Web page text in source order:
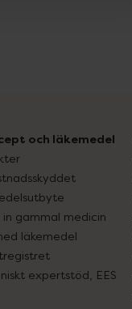
och läkemedel
in gammal medicin
läkemedel
expertstöd, EES